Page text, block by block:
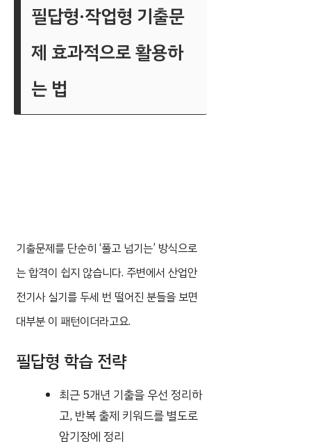
필답형·작업형 기출문
제 효과적으로 활용하
는 법
기출문제를 단순히 ‘풀고 넘기는’ 방식으로
는 합격이 쉽지 않습니다. 주변에서 산업안
전기사 실기를 두세 번 떨어진 분들을 보면
대부분 이 패턴이더라고요.
필답형 학습 전략
최근 5개년 기출을 우선 정리하
고, 반복 출제 키워드를 별도로
암기장에 정리